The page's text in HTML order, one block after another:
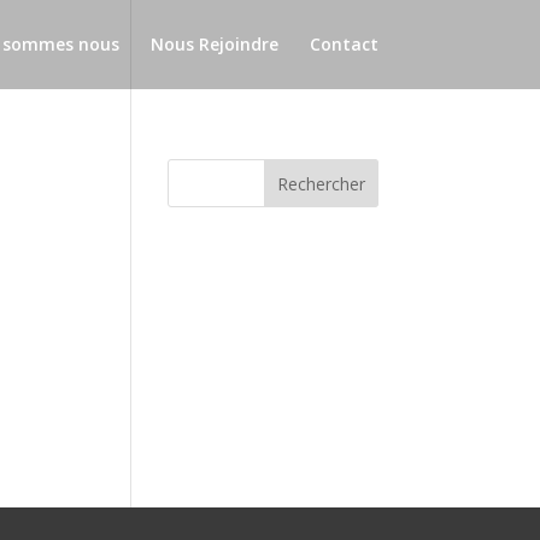
nous Nous Rejoindre Contact